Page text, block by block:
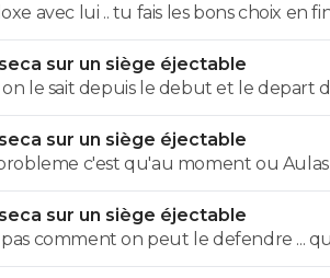
avec lui .. tu fais les bons choix en
sur un siège éjectable
on le sait depuis le debut et le depart
encore plus affaibli le groupe
... Mais l argent c'est plus important
te permet de gagner plus qu'un
sur un siège éjectable
c'est qu'au moment ou
changer de dimension et qu'il allait
.. c'etait surtout un probleme de
ensuite
sur un siège éjectable
pas comment on peut le defendre ...
veretout au milieu d'un match